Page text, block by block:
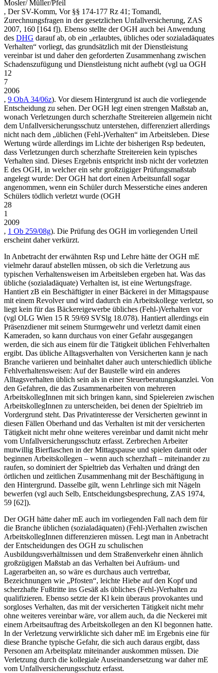
Mosler/ Müller/Pfeil
, Der SV-Komm, Vor §§ 174-177 Rz 41; Tomandl,
Zurechnungsfragen in der gesetzlichen Unfallversicherung, ZAS
2007, 160 [164 f]). Ebenso stellte der OGH auch bei Anwendung
des DHG darauf ab, ob ein „erlaubtes, übliches oder sozialadäquates
Verhalten“ vorliegt, das grundsätzlich mit der Dienstleistung
vereinbar ist und daher den geforderten Zusammenhang zwischen
Schadenszufügung und Dienstleistung nicht aufhebt (vgl ua OGH
12
7
2006
, 9 ObA 34/06z). Vor diesem Hintergrund ist auch die vorliegende
Entscheidung zu sehen. Der OGH legt einen strengen Maßstab an,
wonach Verletzungen durch scherzhafte Streitereien allgemein nicht
dem Unfallversicherungsschutz unterstehen, differenziert allerdings
nicht nach dem „üblichen (Fehl-)Verhalten“ im Arbeitsleben. Diese
Wertung würde allerdings im Lichte der bisherigen Rsp bedeuten,
dass Verletzungen durch scherzhafte Streitereien kein typisches
Verhalten sind. Dieses Ergebnis entspricht insb nicht der vorletzten
E des OGH, in welcher ein sehr großzügiger Prüfungsmaßstab
angelegt wurde: Der OGH hat dort einen Arbeitsunfall sogar
angenommen, wenn ein Schüler durch Messerstiche eines anderen
Schülers tödlich verletzt wurde (OGH
28
1
2009
, 1 Ob 259/08g). Die Prüfung des OGH im vorliegenden Urteil
erscheint daher verkürzt.
In Anbetracht der erwähnten Rsp und Lehre hätte der OGH mE
vielmehr darauf abstellen müssen, ob sich die Verletzung aus
typischen Verhaltensweisen im Arbeitsleben ergeben hat. Was das
übliche (sozialadäquate) Verhalten ist, ist eine Wertungsfrage.
Hantiert zB ein Beschäftigter in einer Bäckerei in der Mittagspause
mit einem Revolver und wird dadurch ein Arbeitskollege verletzt, so
liegt kein für das Bäckereigewerbe übliches (Fehl-)Verhalten vor
(vgl OLG Wien 15 R 59/69 SVSlg 18.078). Hantiert allerdings ein
Präsenzdiener mit seinem Sturmgewehr und verletzt damit einen
Kameraden, so kann durchaus von einer Gefahr ausgegangen
werden, die sich aus einem für die Tätigkeit üblichen Fehlverhalten
ergibt. Das übliche Alltagsverhalten von Versicherten kann je nach
Branche variieren und beinhaltet daher auch unterschiedlich übliche
Fehlverhaltensweisen: Auf der Baustelle wird ein anderes
Alltagsverhalten üblich sein als in einer Steuerberatungskanzlei. Von
den Gefahren, die das Zusammenarbeiten von mehreren
ArbeitskollegInnen mit sich bringen kann, sind Spielereien zwischen
ArbeitskollegInnen zu unterscheiden, bei denen der Spieltrieb im
Vordergrund steht. Das Privatinteresse der Versicherten gewinnt in
diesen Fällen Oberhand und das Verhalten ist mit der versicherten
Tätigkeit nicht mehr ohne weiteres vereinbar und damit nicht mehr
vom Unfallversicherungsschutz erfasst. Zerbrechen Arbeiter
mutwillig Bierflaschen in der Mittagspause und spielen damit oder
beginnen Arbeitskollegen – wenn auch scherzhaft – miteinander zu
raufen, so dominiert der Spieltrieb das Verhalten und drängt den
örtlichen und zeitlichen Zusammenhang mit der Beschäftigung in
den Hintergrund. Dasselbe gilt, wenn Lehrlinge sich mit Nägeln
bewerfen (vgl auch Selb, Entscheidungsbesprechung, ZAS 1974,
59 [62]).
Der OGH hätte daher mE auch im vorliegenden Fall nach dem für
die Branche üblichen (sozialadäquaten) (Fehl-)Verhalten zwischen
ArbeitskollegInnen differenzieren müssen. Legt man in Anbetracht
der Entscheidungen des OGH zu schulischen
Ausbildungsverhältnissen und dem Straßenverkehr einen ähnlich
großzügigen Maßstab an das Verhalten bei Aufräum- und
Lagerarbeiten an, so wäre es durchaus auch vertretbar,
Bezeichnungen wie „Pfosten“, leichte Hiebe auf den Kopf und
scherzhafte Fußtritte ins Gesäß als übliches (Fehl-)Verhalten zu
qualifizieren. Ebenso setzte der Kl kein überaus provokantes und
sorgloses Verhalten, das mit der versicherten Tätigkeit nicht mehr
ohne weiteres vereinbar wäre, vor allem auch, da die Neckerei mit
einem Arbeitsauftrag des Arbeitskollegen an den Kl begonnen hatte.
In der Verletzung verwirklichte sich daher mE im Ergebnis eine für
diese Branche typische Gefahr, die sich auch daraus ergibt, dass
Personen am Arbeitsplatz miteinander auskommen müssen. Die
Verletzung durch die kollegiale Auseinandersetzung war daher mE
vom Unfallversicherungsschutz erfasst.